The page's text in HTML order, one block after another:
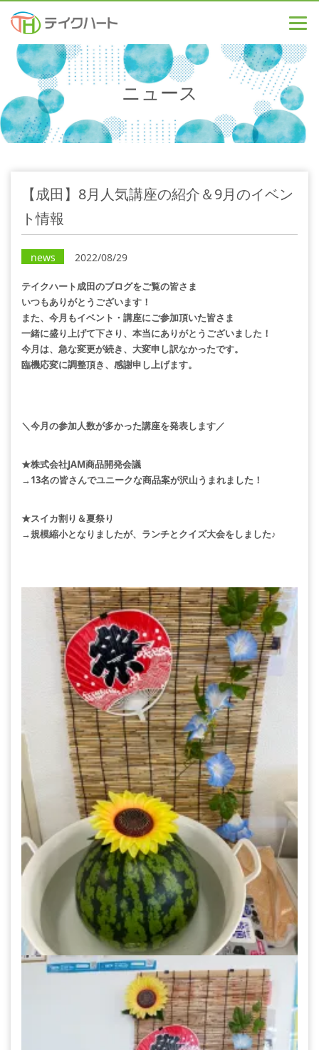
ニュース
【成田】8月人気講座の紹介＆9月のイベン
ト情報
news 2022/08/29
テイクハート成田のブログをご覧の皆さま
いつもありがとうございます！
また、今月もイベント・講座にご参加頂いた皆さま
一緒に盛り上げて下さり、本当にありがとうございました！
今月は、急な変更が続き、大変申し訳なかったです。
臨機応変に調整頂き、感謝申し上げます。
＼今月の参加人数が多かった講座を発表します／
★株式会社JAM商品開発会議
→13名の皆さんでユニークな商品案が沢山うまれました！
★スイカ割り＆夏祭り
→規模縮小となりましたが、ランチとクイズ大会をしました♪